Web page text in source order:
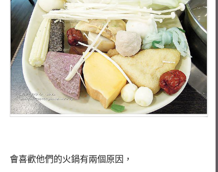
會喜歡他們的火鍋有兩個原因，